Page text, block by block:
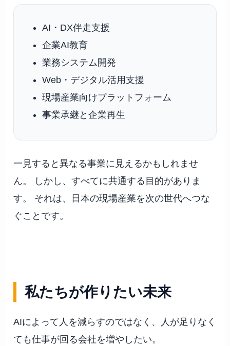
AI・DX伴走支援
企業AI教育
業務システム開発
Web・デジタル活用支援
現場産業向けプラットフォーム
事業承継と企業再生
一見すると異なる事業に見えるかもしれませ
ん。 しかし、すべてに共通する目的がありま
す。 それは、日本の現場産業を次の世代へつな
ぐことです。
私たちが作りたい未来
AIによって人を減らすのではなく、人が足りなく
ても仕事が回る会社を増やしたい。